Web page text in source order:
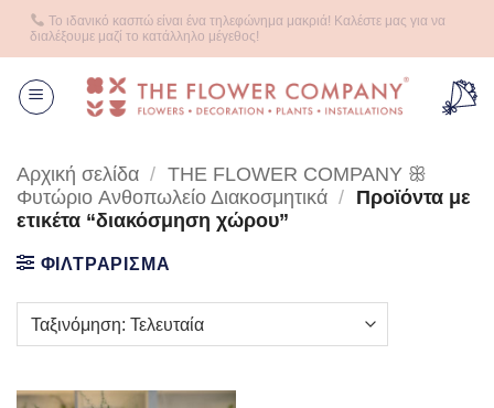
Μετάβαση
Το ιδανικό κασπώ είναι ένα τηλεφώνημα μακριά! Καλέστε μας για να
διαλέξουμε μαζί το κατάλληλο μέγεθος!
Αρχική σελίδα / THE FLOWER COMPANY ꕥ
Φυτώριο Aνθοπωλείο Διακοσμητικά / Προϊόντα με
ετικέτα “διακόσμηση χώρου”
ΦΙΛΤΡΑΡΙΣΜΑ